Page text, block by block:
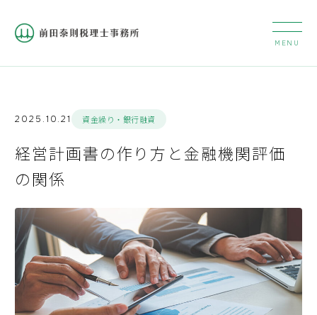
2025.10.21 資金繰り・銀行融資
経営計画書の作り方と金融機関評価
の関係